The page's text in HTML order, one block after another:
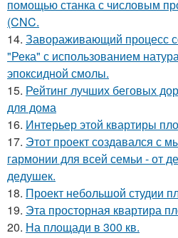
помощью станка с числовым
(CNC.
14. Завораживающий процесс
"Река" с использованием
эпоксидной смолы.
15. Рейтинг лучших беговых
для дома
16. Интерьер этой квартиры
17. Этот проект создавался с
гармонии для всей семьи - от
дедушек.
18. Проект небольшой студии
19. Эта просторная квартира
20. На площади в 300 кв.